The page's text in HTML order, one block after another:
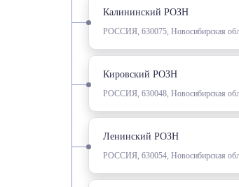
Калининский РОЗН
РОССИЯ, 630075, Новосибирская
Кировский РОЗН
РОССИЯ, 630048, Новосибирская
Ленинский РОЗН
РОССИЯ, 630054, Новосибирская